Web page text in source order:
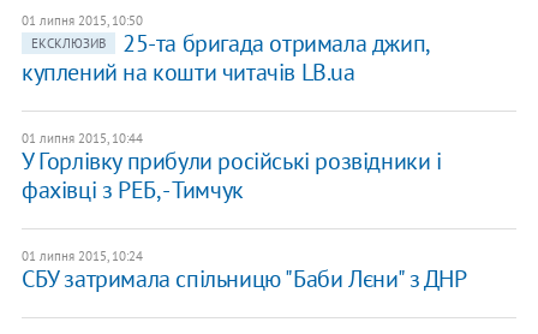
01 липня 2015, 10:50
ЕКСКЛЮЗИВ
25-та бригада отримала джип,
куплений на кошти читачів LB.ua
01 липня 2015, 10:44
У Горлівку прибули російські розвідники і
фахівці з РЕБ, - Тимчук
01 липня 2015, 10:24
СБУ затримала спільницю "Баби Лєни" з ДНР